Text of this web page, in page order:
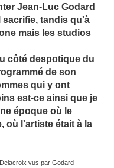
Jean-Luc Godard
tandis qu'à
mais les studios
côté despotique du
de son
qui y ont
est-ce ainsi que je
époque où le
où l'artiste était à la
vus par Godard